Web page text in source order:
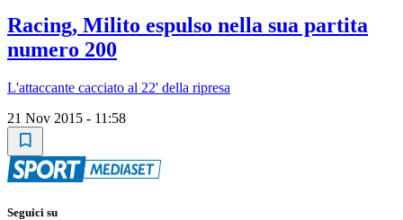
Racing, Milito espulso nella sua partita
numero 200
L'attaccante cacciato al 22' della ripresa
21 Nov 2015 - 11:58
Seguici su